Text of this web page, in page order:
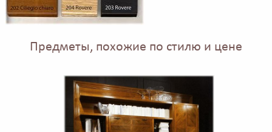
Предметы, похожие по стилю и цене